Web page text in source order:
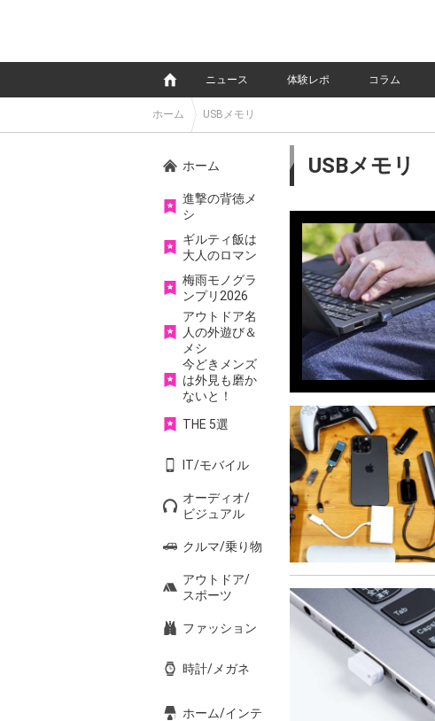
ニュース 体験レポ コラム
ホーム USBメモリ
ホーム
進撃の背徳メ
シ
ギルティ飯は
大人のロマン
梅雨モノグラ
ンプリ2026
アウトドア名
人の外遊び＆
メシ
今どきメンズ
は外見も磨か
ないと！
THE 5選
IT/モバイル
オーディオ/
ビジュアル
クルマ/乗り物
アウトドア/
スポーツ
ファッション
時計/メガネ
ホーム/インテ
USBメモリ